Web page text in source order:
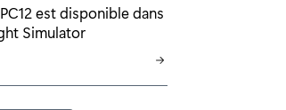
est disponible dans
Simulator